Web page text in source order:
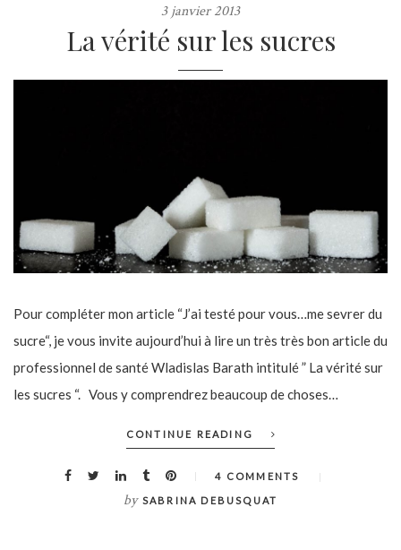
3 janvier 2013
La vérité sur les sucres
Pour compléter mon article “J’ai testé pour vous…me sevrer du
sucre“, je vous invite aujourd’hui à lire un très très bon article du
professionnel de santé Wladislas Barath intitulé ” La vérité sur
les sucres “. Vous y comprendrez beaucoup de choses…
CONTINUE READING
4 COMMENTS
by SABRINA DEBUSQUAT